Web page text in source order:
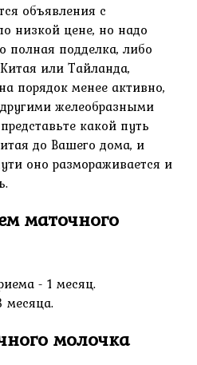
объявления с
низкой цене, но надо
полная подделка, либо
или Тайланда,
порядок менее активно,
желеобразными
какой путь
до Вашего дома, и
оно размораживается и
маточного
- 1 месяц.
месяца.
молочка